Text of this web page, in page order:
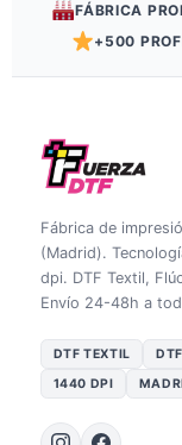
FÁBRICA
+500
Fábrica de
(Madrid).
dpi. DTF Textil,
Envío 24-48h a
DTF TEXTIL
1440 DPI